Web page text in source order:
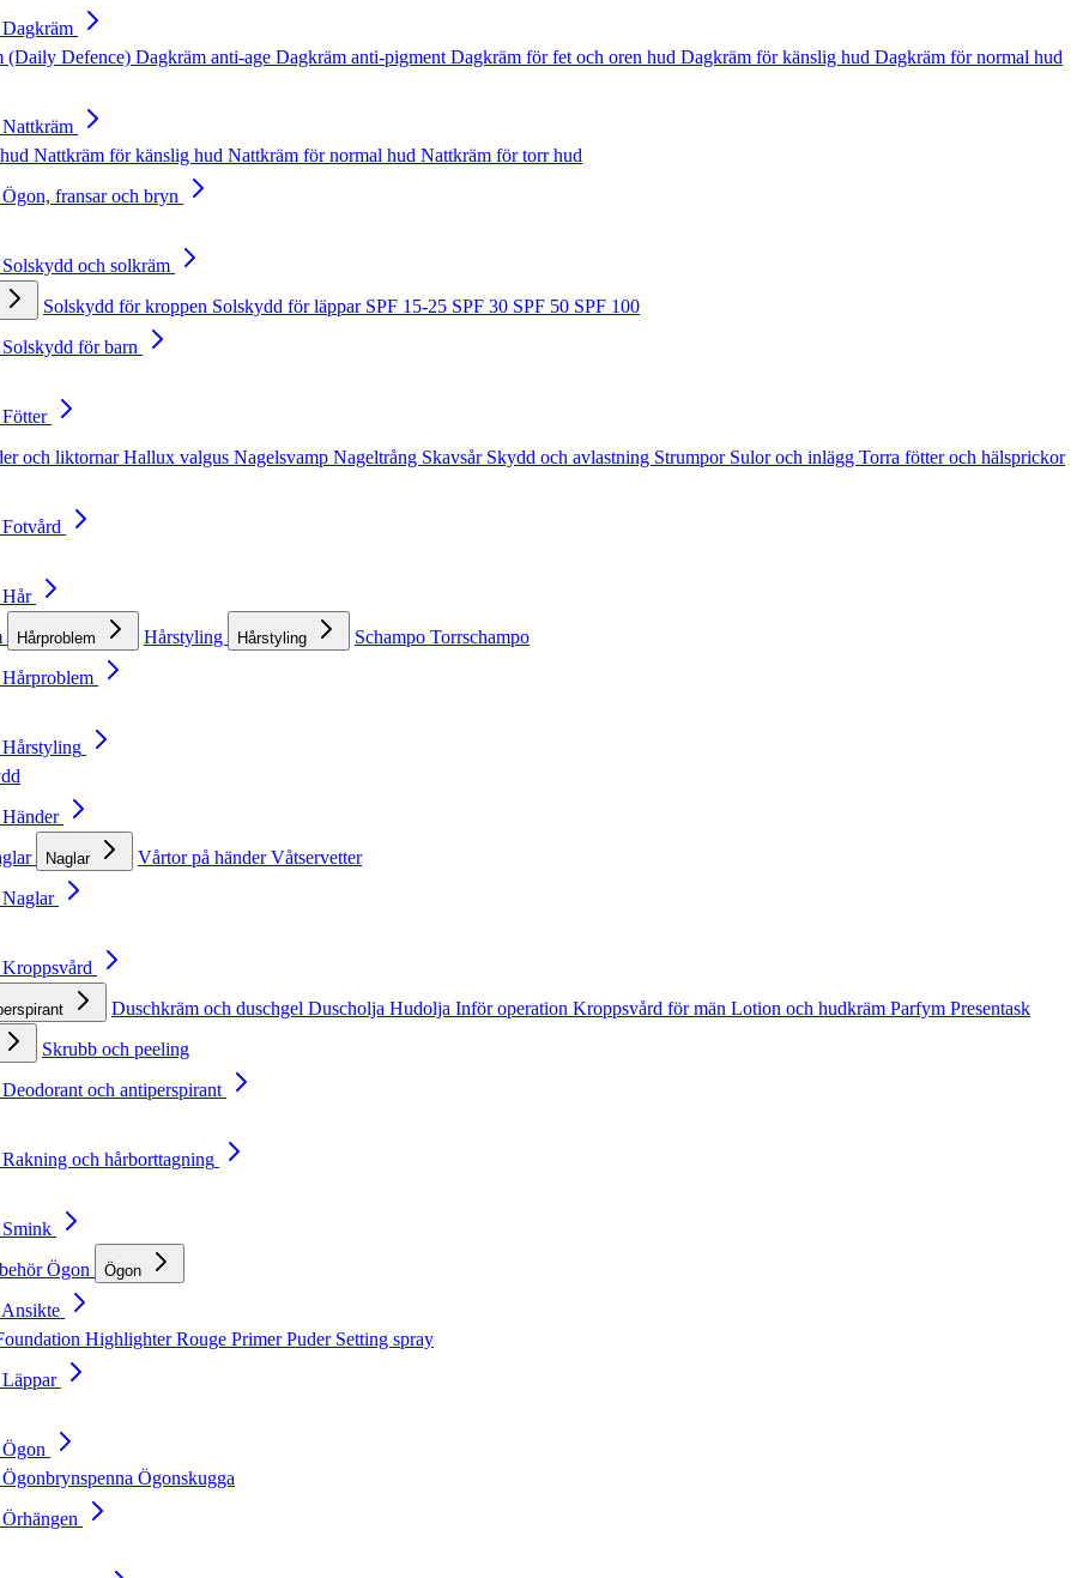
Dagkräm
(Daily Defence) Dagkräm anti-age Dagkräm anti-pigment Dagkräm för fet och oren hud Dagkräm för känslig hud Dagkräm för normal hud
Nattkräm
Nattkräm för känslig hud Nattkräm för normal hud Nattkräm för torr hud
Ögon, fransar och bryn
Solskydd och solkräm
Solskydd för kroppen Solskydd för läppar SPF 15-25 SPF 30 SPF 50 SPF 100
Solskydd för barn
och liktornarHallux valgus Nagelsvamp Nageltrång Skavsår Skydd och avlastning Strumpor Sulor och inlägg Torra fötter och hälsprickor
Hår
Hårproblem Hårstyling Hårstyling Schampo Torrschampo
Hårproblem
Hårstyling
Naglar Vårtor på händerVåtservetter
Naglar
Kroppsvård
Duschkräm och duschgel Duscholja Hudolja Inför operation Kroppsvård för män Lotion och hudkräm Parfym Presentask
Skrubb och peeling
Deodorant och antiperspirant
Rakning och hårborttagning
Smink
Ögon Ögon
Ansikte
HighlighterRouge PrimerPuder Setting spray
Läppar
Ögonbrynspenna Ögonskugga